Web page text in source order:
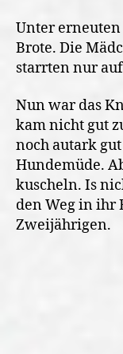
Unter erneuten
Brote. Die
starrten nur
Nun war das
kam nicht gut
noch autark
Hundemüde.
kuscheln. Is
den Weg in ihr
Zweijährigen.